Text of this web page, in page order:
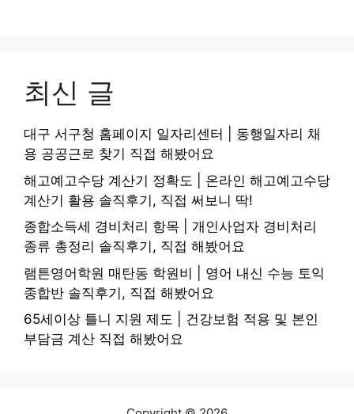
최신 글
대구 서구청 홈페이지 일자리센터 | 동행일자리 채
용 공공근로 찾기 직접 해봤어요
해고예고수당 계산기 정확도 | 온라인 해고예고수당
계산기 활용 솔직후기, 직접 써보니 딱!
종합소득세 경비처리 항목 | 개인사업자 경비처리
종류 총정리 솔직후기, 직접 해봤어요
램튼영어학원 매탄동 학원비 | 영어 내신 수능 토익
종합반 솔직후기, 직접 해봤어요
65세이상 틀니 지원 제도 | 건강보험 적용 및 본인
부담금 계산 직접 해봤어요